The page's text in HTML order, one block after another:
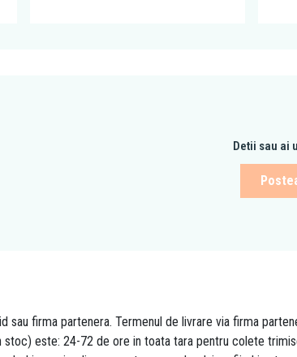
Detii sau ai
sau firma partenera. Termenul de livrare via firma
este: 24-72 de ore in toata tara pentru colete